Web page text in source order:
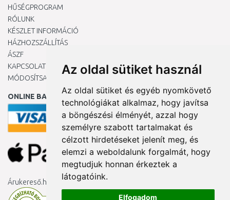
Az oldal sütiket használ
Az oldal sütiket és egyéb nyomkövető
technológiákat alkalmaz, hogy javítsa
a böngészési élményét, azzal hogy
személyre szabott tartalmakat és
célzott hirdetéseket jelenít meg, és
elemzi a weboldalunk forgalmát, hogy
megtudjuk honnan érkeztek a
látogatóink.
Elfogadom
HŰSÉGPROGRAM
RÓLUNK
KÉSZLET INFORMÁCIÓ
HÁZHOZSZÁLLÍTÁS
ÁSZF
KAPCSOLAT
MÓDOSÍTSA A COOKIE-BEÁLLÍTÁSAIMAT
ONLINE BANKKÁRTYÁVAL
Árukereső.hu